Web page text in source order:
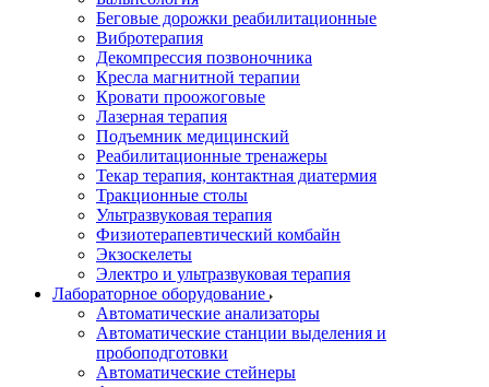
Беговые дорожки реабилитационные
Вибротерапия
Декомпрессия позвоночника
Кресла магнитной терапии
Кровати проожоговые
Лазерная терапия
Подъемник медицинский
Реабилитационные тренажеры
Текар терапия, контактная диатермия
Тракционные столы
Ультразвуковая терапия
Физиотерапевтический комбайн
Экзоскелеты
Электро и ультразвуковая терапия
Лабораторное оборудование
Автоматические анализаторы
Автоматические станции выделения и
пробоподготовки
Автоматические стейнеры